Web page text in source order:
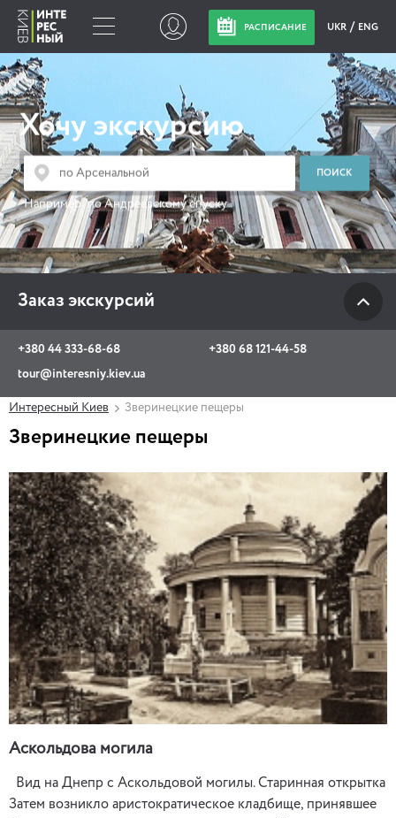
РАСПИСАНИЕ UKR ENG
Хочу экскурсию
Например:по Андреевскому спуску
Заказ экскурсий
+380 44 333-68-68
+380 68 121-44-58
tour@interesniy.kiev.ua
Заказ экскурсий
+380 44 333-68-68
+380 68 121-44-58
tour@interesniy.kiev.ua
с 10.00 до 19:30 ежедневно
Интересный Киев Зверинецкие пещеры
Зверинецкие пещеры
Аскольдова могила
Вид на Днепр с Аскольдовой могилы. Старинная открытка
Затем возникло аристократическое кладбище, принявшее